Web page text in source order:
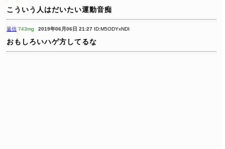
こういう人はだいたい運動音痴
返信 743mg 2019年06月06日 21:27 ID:M5ODYxNDI
おもしろいハゲ方してるな